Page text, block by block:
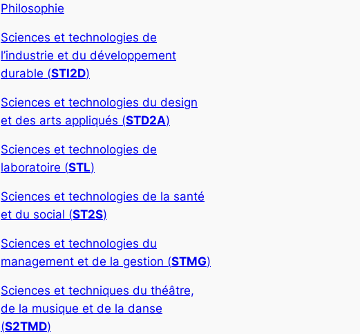
Philosophie
Sciences et technologies de
l’industrie et du développement
durable (STI2D)
Sciences et technologies du design
et des arts appliqués (STD2A)
Sciences et technologies de
laboratoire (STL)
Sciences et technologies de la santé
et du social (ST2S)
Sciences et technologies du
management et de la gestion (STMG)
Sciences et techniques du théâtre,
de la musique et de la danse
(S2TMD)